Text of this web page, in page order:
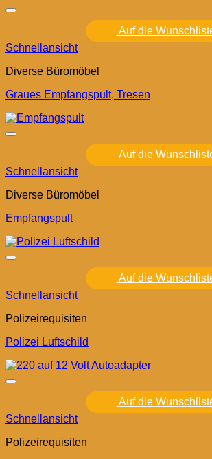
Auf die
Schnellansicht
Diverse Büromöbel
Graues Empfangspult, Tresen
Auf die
Schnellansicht
Diverse Büromöbel
Empfangspult
Auf die
Schnellansicht
Polizeirequisiten
Polizei Luftschild
Auf die
Schnellansicht
Polizeirequisiten